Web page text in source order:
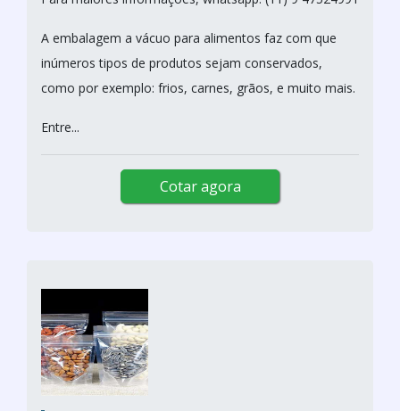
A embalagem a vácuo para alimentos faz com que
inúmeros tipos de produtos sejam conservados,
como por exemplo: frios, carnes, grãos, e muito mais.
Entre...
Cotar agora